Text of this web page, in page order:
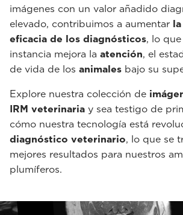
imágenes con un valor añadido
elevado, contribuimos a aumentar
eficacia de los diagnósticos, lo
instancia mejora la atención, el
de vida de los animales bajo su
Explore nuestra colección de
IRM veterinaria y sea testigo de
cómo nuestra tecnología está
diagnóstico veterinario, lo que se
mejores resultados para nuestros
plumíferos.